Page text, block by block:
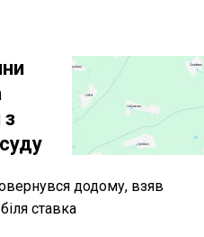
з
додому, взяв
ставка